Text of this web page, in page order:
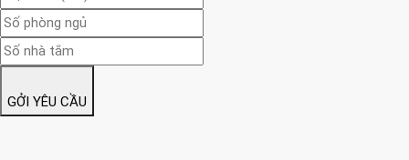
GỞI YÊU CẦU